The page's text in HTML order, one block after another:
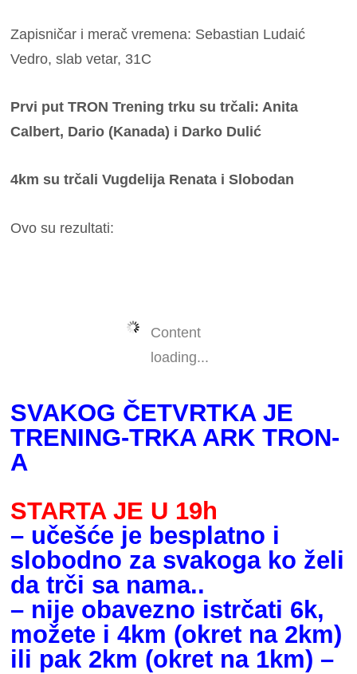
Zapisničar i merač vremena: Sebastian Ludaić
Vedro, slab vetar, 31C
Prvi put TRON Trening trku su trčali: Anita
Calbert, Dario (Kanada) i Darko Dulić
4km su trčali Vugdelija Renata i Slobodan
Ovo su rezultati:
Content
loading...
SVAKOG ČETVRTKA JE
TRENING-TRKA ARK TRON-
A
STARTA JE U 19h
– učešće je besplatno i
slobodno za svakoga ko želi
da trči sa nama..
– nije obavezno istrčati 6k,
možete i 4km (okret na 2km)
ili pak 2km (okret na 1km) –